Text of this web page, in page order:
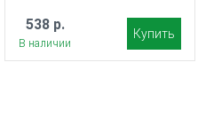
538 р.
В наличии
Купить